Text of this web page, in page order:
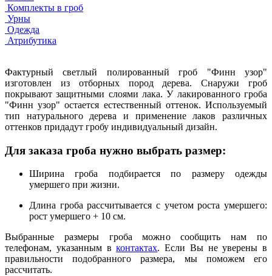
Комплекты в гроб
Урны
Одежда
Атрибутика
Фактурный светлый полированный гроб "Финн узор"
изготовлен из отборных пород дерева. Снаружи гроб
покрывают защитными слоями лака. У лакированного гроба
"Финн узор" остается естественный оттенок. Используемый
тип натурального дерева и применение лаков различных
оттенков придадут гробу индивидуальный дизайн.
Для заказа гроба нужно выбрать размер:
Ширина гроба подбирается по размеру одежды
умершего при жизни.
Длина гроба рассчитывается с учетом роста умершего:
рост умершего + 10 см.
Выбранные размеры гроба можно сообщить нам по
телефонам, указанным вконтактах. Если Вы не уверены в
правильноcти подобранного размера, мы поможем его
рассчитать.